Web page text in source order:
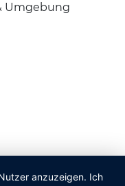
anzuzeigen. Ich
Umgebung